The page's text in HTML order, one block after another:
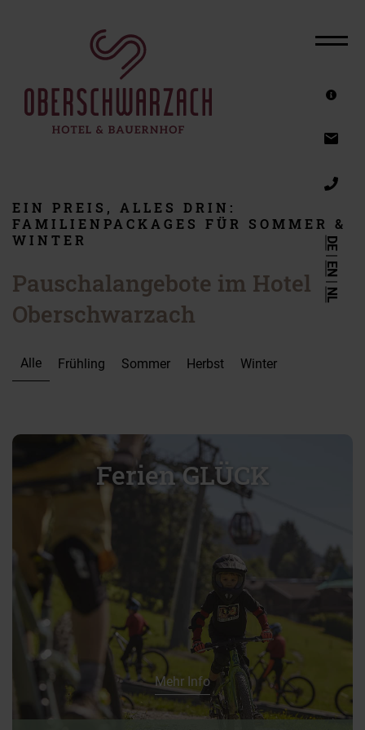
DE
|
EN
|
NL
DAS HOTEL
ZIMMER & ANGEBOTE
FAMILIENURLAUB AM BAUERNHOF
WINTERURLAUB
REITURLAUB
WELLNESSHOTEL
GUTSCHEINE
EIN PREIS, ALLES DRIN:
FAMILIENPACKAGES FÜR SOMMER &
WINTER
Pauschalangebote im Hotel
Oberschwarzach
Alle Frühling Sommer Herbst Winter
Ferien GLÜCK
Mehr Info